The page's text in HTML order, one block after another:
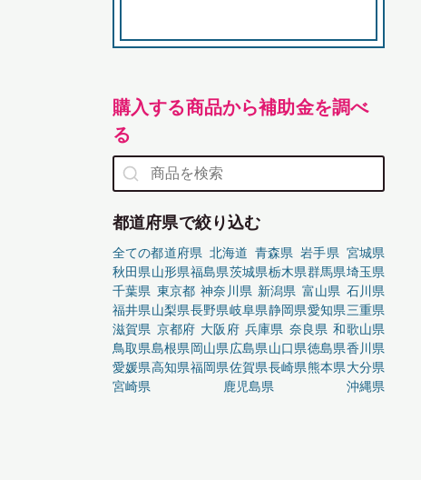
購入する商品から補助金を調べ
る
都道府県で絞り込む
全ての都道府県 北海道 青森県 岩手県 宮城県
秋田県山形県福島県茨城県栃木県群馬県埼玉県
千葉県 東京都 神奈川県 新潟県 富山県 石川県
福井県山梨県長野県岐阜県静岡県愛知県三重県
滋賀県 京都府 大阪府 兵庫県 奈良県 和歌山県
鳥取県島根県岡山県広島県山口県徳島県香川県
愛媛県高知県福岡県佐賀県長崎県熊本県大分県
宮崎県
鹿児島県 沖縄県